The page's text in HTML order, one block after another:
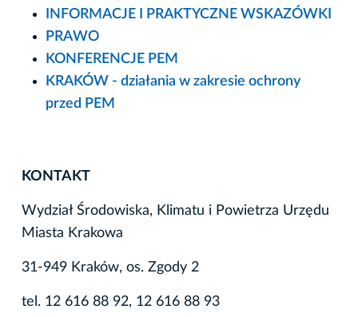
INFORMACJE I PRAKTYCZNE WSKAZÓWKI
PRAWO
KONFERENCJE PEM
KRAKÓW - działania w zakresie ochrony
przed PEM
KONTAKT
Wydział Środowiska, Klimatu i Powietrza Urzędu
Miasta Krakowa
31-949 Kraków, os. Zgody 2
tel. 12 616 88 92, 12 616 88 93